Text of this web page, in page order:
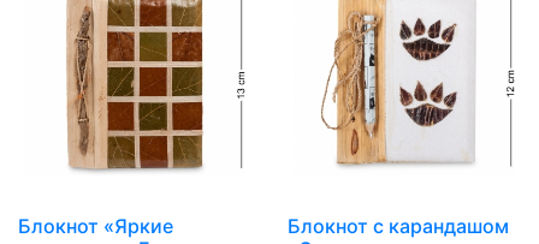
Блокнот «Яркие
Блокнот с карандашом